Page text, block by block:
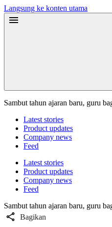
Langsung ke konten utama
Sambut tahun ajaran baru, guru
Latest stories
Product updates
Company news
Feed
Latest stories
Product updates
Company news
Feed
Sambut tahun ajaran baru, guru
Bagikan